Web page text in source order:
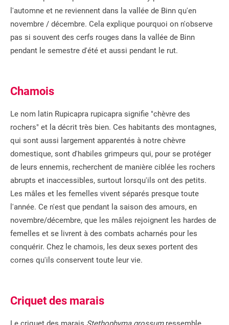
l'automne et ne reviennent dans la vallée de Binn qu'en
novembre / décembre. Cela explique pourquoi on n'observe
pas si souvent des cerfs rouges dans la vallée de Binn
pendant le semestre d'été et aussi pendant le rut.
Chamois
Le nom latin Rupicapra rupicapra signifie "chèvre des
rochers" et la décrit très bien. Ces habitants des montagnes,
qui sont aussi largement apparentés à notre chèvre
domestique, sont d'habiles grimpeurs qui, pour se protéger
de leurs ennemis, recherchent de manière ciblée les rochers
abrupts et inaccessibles, surtout lorsqu'ils ont des petits.
Les mâles et les femelles vivent séparés presque toute
l'année. Ce n'est que pendant la saison des amours, en
novembre/décembre, que les mâles rejoignent les hardes de
femelles et se livrent à des combats acharnés pour les
conquérir. Chez le chamois, les deux sexes portent des
cornes qu'ils conservent toute leur vie.
Criquet des marais